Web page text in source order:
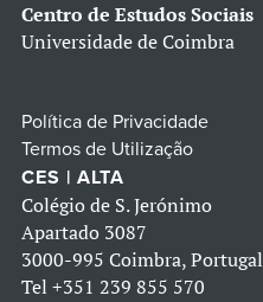
Centro de Estudos Sociais
Universidade de Coimbra
Política de Privacidade
Termos de Utilização
CES | ALTA
Colégio de S. Jerónimo
Apartado 3087
3000-995 Coimbra, Portugal
Tel +351 239 855 570